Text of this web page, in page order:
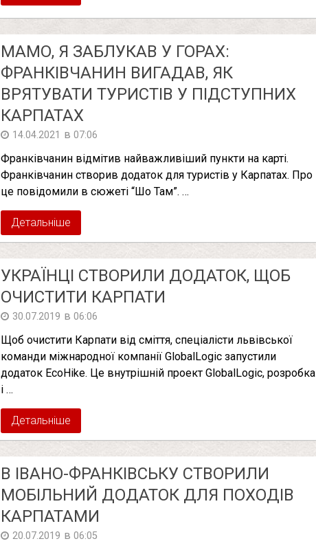
МАМО, Я ЗАБЛУКАВ У ГОРАХ:
ФРАНКІВЧАНИН ВИГАДАВ, ЯК
ВРЯТУВАТИ ТУРИСТІВ У ПІДСТУПНИХ
КАРПАТАХ
14.04.2021 в 07:06
Франківчанин відмітив найважливіший пункти на карті.
Франківчанин створив додаток для туристів у Карпатах. Про
це повідомили в сюжеті “Шо Там”. …
Детальніше
УКРАЇНЦІ СТВОРИЛИ ДОДАТОК, ЩОБ
ОЧИСТИТИ КАРПАТИ
30.07.2019 в 06:06
Щоб очистити Карпати від сміття, спеціалісти львівської
команди міжнародної компанії GlobalLogic запустили
додаток EcoHike. Це внутрішній проект GlobalLogic, розробка
і …
Детальніше
В ІВАНО-ФРАНКІВСЬКУ СТВОРИЛИ
МОБІЛЬНИЙ ДОДАТОК ДЛЯ ПОХОДІВ
КАРПАТАМИ
20.07.2019 в 06:05